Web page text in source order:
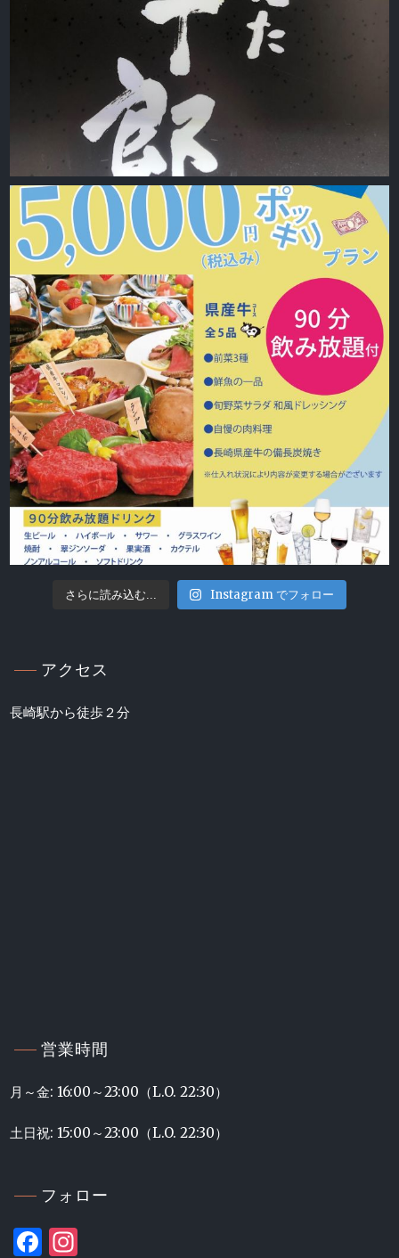
さらに読み込む... Instagram でフォロー
アクセス
長崎駅から徒歩２分
営業時間
月～金: 16:00～23:00（L.O. 22:30）
土日祝: 15:00～23:00（L.O. 22:30）
フォロー
Facebook